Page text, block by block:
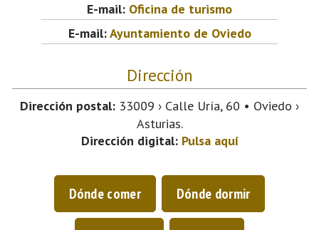
E-mail: Oficina de turismo
E-mail:Ayuntamiento de Oviedo
Dirección
Dirección postal: 33009 › Calle Uría, 60 • Oviedo ›
Asturias.
Dirección digital: Pulsa aquí
Dónde comer Dónde dormir